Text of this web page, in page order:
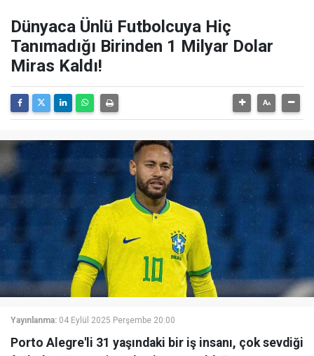
Dünyaca Ünlü Futbolcuya Hiç
Tanımadığı Birinden 1 Milyar Dolar
Miras Kaldı!
Yayınlanma: 04 Eylül 2025 Perşembe 20:00
Porto Alegre'li 31 yaşındaki bir iş insanı, çok sevdiği